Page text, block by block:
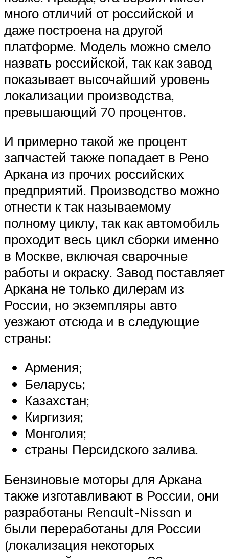
Меню
много отличий от российской и
даже построена на другой
платформе. Модель можно смело
назвать российской, так как завод
показывает высочайший уровень
локализации производства,
превышающий 70 процентов.
И примерно такой же процент
запчастей также попадает в Рено
Аркана из прочих российских
предприятий. Производство можно
отнести к так называемому
полному циклу, так как автомобиль
проходит весь цикл сборки именно
в Москве, включая сварочные
работы и окраску. Завод поставляет
Аркана не только дилерам из
России, но экземпляры авто
уезжают отсюда и в следующие
страны:
Армения;
Беларусь;
Казахстан;
Киргизия;
Монголия;
страны Персидского залива.
Бензиновые моторы для Аркана
также изготавливают в России, они
разработаны Renault-Nissan и
были переработаны для России
(локализация некоторых